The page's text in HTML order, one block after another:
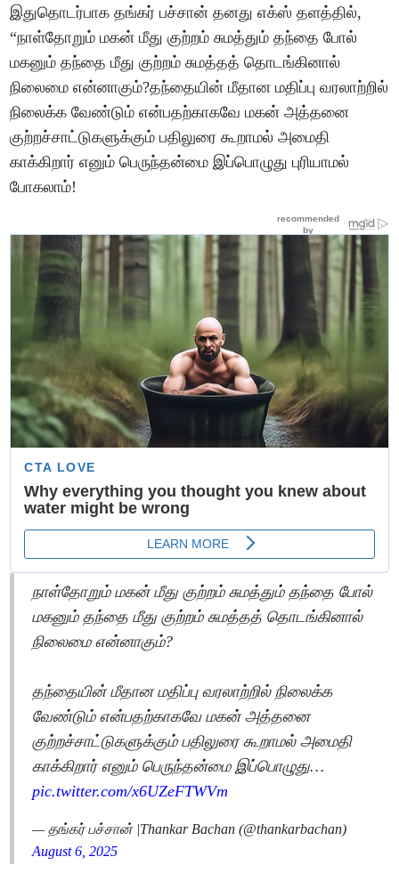
இதுதொடர்பாக தங்கர் பச்சான் தனது எக்ஸ் தளத்தில்,
“நாள்தோறும் மகன் மீது குற்றம் சுமத்தும் தந்தை போல்
மகனும் தந்தை மீது குற்றம் சுமத்தத் தொடங்கினால்
நிலைமை என்னாகும்?தந்தையின் மீதான மதிப்பு வரலாற்றில்
நிலைக்க வேண்டும் என்பதற்காகவே மகன் அத்தனை
குற்றச்சாட்டுகளுக்கும் பதிலுரை கூறாமல் அமைதி
காக்கிறார் எனும் பெருந்தன்மை இப்பொழுது புரியாமல்
போகலாம்!
நாள்தோறும் மகன் மீது குற்றம் சுமத்தும் தந்தை போல்
மகனும் தந்தை மீது குற்றம் சுமத்தத் தொடங்கினால்
நிலைமை என்னாகும்?
தந்தையின் மீதான மதிப்பு வரலாற்றில் நிலைக்க
வேண்டும் என்பதற்காகவே மகன் அத்தனை
குற்றச்சாட்டுகளுக்கும் பதிலுரை கூறாமல் அமைதி
காக்கிறார் எனும் பெருந்தன்மை இப்பொழுது…
pic.twitter.com/x6UZeFTWVm
— தங்கர் பச்சான் |Thankar Bachan (@thankarbachan)
August 6, 2025